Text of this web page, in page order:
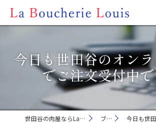
今日も世田谷のオン
でご注文受付中
世田谷の肉屋ならLa Boucherie Louis ブログ 今日も世田谷のオ